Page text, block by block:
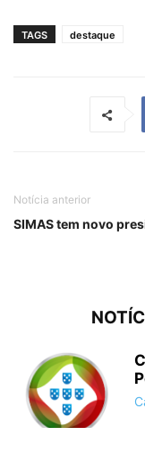
TAGS destaque
Notícia anterior
SIMAS tem novo